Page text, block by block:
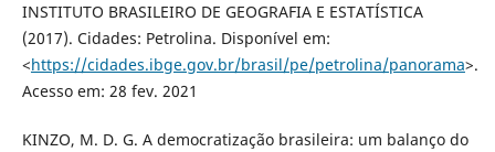
INSTITUTO BRASILEIRO DE GEOGRAFIA E ESTATÍSTICA
(2017). Cidades: Petrolina. Disponível em:
<https://cidades.ibge.gov.br/brasil/pe/petrolina/panorama>.
Acesso em: 28 fev. 2021
KINZO, M. D. G. A democratização brasileira: um balanço do